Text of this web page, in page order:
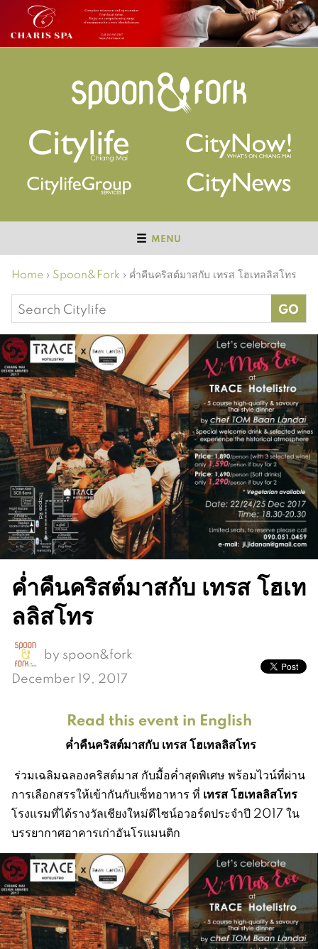
MENU
Home › Spoon&Fork › ค่ำคืนคริสต์มาสกับ เทรส โฮเทลลิสโทร
Search
for:
ค่ำคืนคริสต์มาสกับ เทรส โฮเท
ลลิสโทร
by spoon&fork
December 19, 2017
Read this event in English
ค่ำคืนคริสต์มาสกับ เทรส โฮเทลลิสโทร
ร่วมเฉลิมฉลองคริสต์มาส กับมื้อค่ำสุดพิเศษ พร้อมไวน์ที่ผ่าน
การเลือกสรรให้เข้ากันกับเซ็ทอาหาร ที่ เทรส โฮเทลลิสโทร
โรงแรมที่ได้รางวัลเชียงใหม่ดีไซน์อวอร์ดประจำปี 2017 ใน
บรรยากาศอาคารเก่าอันโรแมนติก